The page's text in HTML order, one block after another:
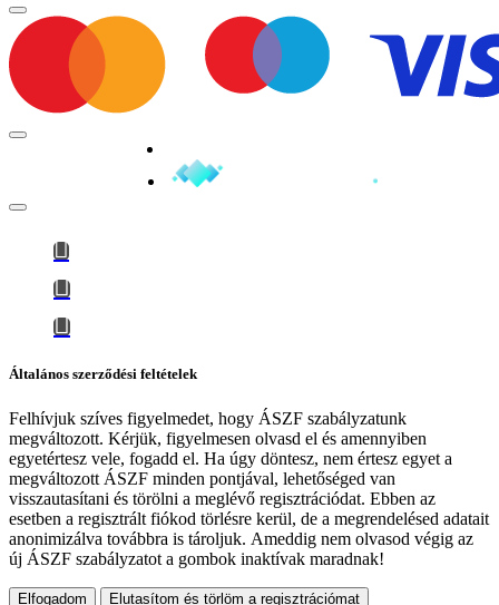
Általános szerződési feltételek
Felhívjuk szíves figyelmedet, hogy ÁSZF szabályzatunk
megváltozott. Kérjük, figyelmesen olvasd el és amennyiben
egyetértesz vele, fogadd el. Ha úgy döntesz, nem értesz egyet a
megváltozott ÁSZF minden pontjával, lehetőséged van
visszautasítani és törölni a meglévő regisztrációdat. Ebben az
esetben a regisztrált fiókod törlésre kerül, de a megrendelésed adatait
anonimizálva továbbra is tároljuk. Ameddig nem olvasod végig az
új ÁSZF szabályzatot a gombok inaktívak maradnak!
Elfogadom Elutasítom és törlöm a regisztrációmat